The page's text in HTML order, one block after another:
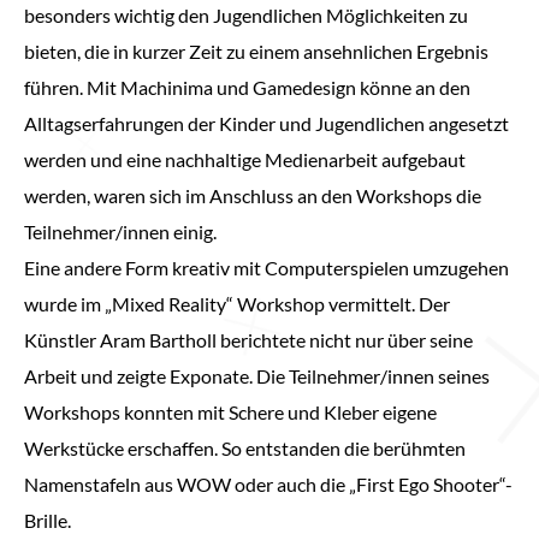
besonders wichtig den Jugendlichen Möglichkeiten zu
bieten, die in kurzer Zeit zu einem ansehnlichen Ergebnis
führen. Mit Machinima und Gamedesign könne an den
Alltagserfahrungen der Kinder und Jugendlichen angesetzt
werden und eine nachhaltige Medienarbeit aufgebaut
werden, waren sich im Anschluss an den Workshops die
Teilnehmer/innen einig.
Eine andere Form kreativ mit Computerspielen umzugehen
wurde im „Mixed Reality“ Workshop vermittelt. Der
Künstler Aram Bartholl berichtete nicht nur über seine
Arbeit und zeigte Exponate. Die Teilnehmer/innen seines
Workshops konnten mit Schere und Kleber eigene
Werkstücke erschaffen. So entstanden die berühmten
Namenstafeln aus WOW oder auch die „First Ego Shooter“-
Brille.